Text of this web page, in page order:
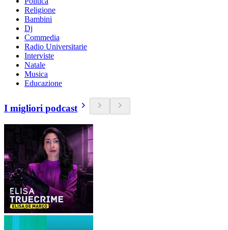
Religione
Bambini
Dj
Commedia
Radio Universitarie
Interviste
Natale
Musica
Educazione
I migliori podcast